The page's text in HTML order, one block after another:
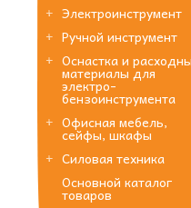
Электроинструмент
Ручной инструмент
Оснастка и
материалы для
электро-
бензоинструмента
Офисная мебель,
сейфы, шкафы
Силовая техника
Основной каталог
товаров